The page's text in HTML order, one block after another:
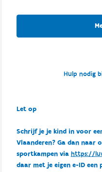
Hulp nodig
Let op
Schrijf je je kind in voor
Vlaanderen? Ga dan naar
sportkampen via https://
daar met je eigen e-ID